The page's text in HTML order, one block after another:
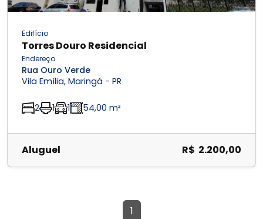
Edifício
Torres Douro Residencial
Endereço
Rua Ouro Verde
Vila Emília, Maringá - PR
2 1 1 54,00 m²
Aluguel R$ 2.200,00
1